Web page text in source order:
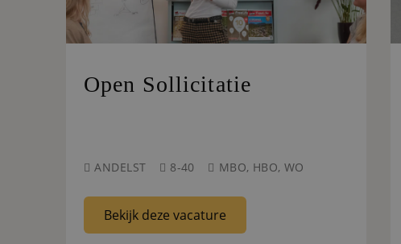
Open Sollicitatie
ANDELST 8-40 MBO, HBO, WO
Bekijk deze vacature